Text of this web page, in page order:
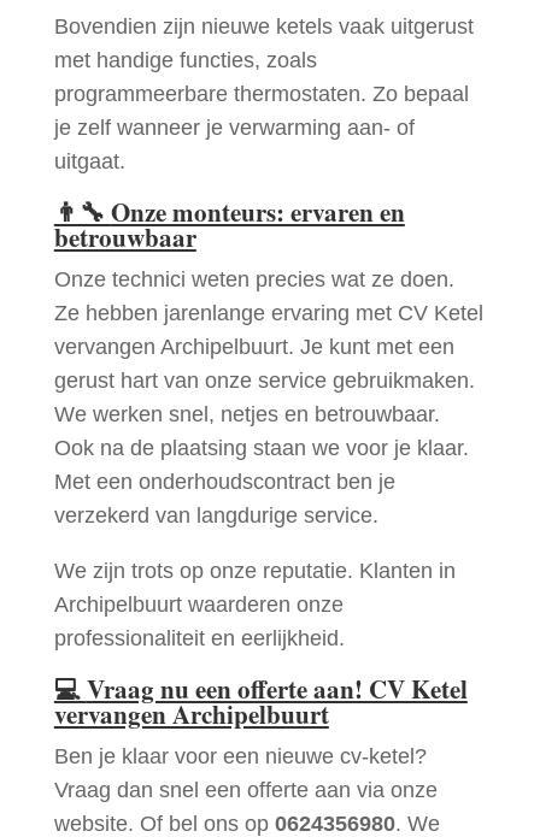
Bovendien zijn nieuwe ketels vaak uitgerust
met handige functies, zoals
programmeerbare thermostaten. Zo bepaal
je zelf wanneer je verwarming aan- of
uitgaat.
👨‍🔧 Onze monteurs: ervaren en
betrouwbaar
Onze technici weten precies wat ze doen.
Ze hebben jarenlange ervaring met CV Ketel
vervangen Archipelbuurt. Je kunt met een
gerust hart van onze service gebruikmaken.
We werken snel, netjes en betrouwbaar.
Ook na de plaatsing staan we voor je klaar.
Met een onderhoudscontract ben je
verzekerd van langdurige service.
We zijn trots op onze reputatie. Klanten in
Archipelbuurt waarderen onze
professionaliteit en eerlijkheid.
💻Vraag nu een offerte aan! CV Ketel
vervangen Archipelbuurt
Ben je klaar voor een nieuwe cv-ketel?
Vraag dan snel een offerte aan via onze
website. Of bel ons op 0624356980. We